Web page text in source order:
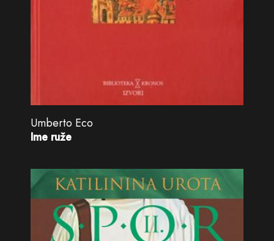
Umberto Eco
Ime ruže